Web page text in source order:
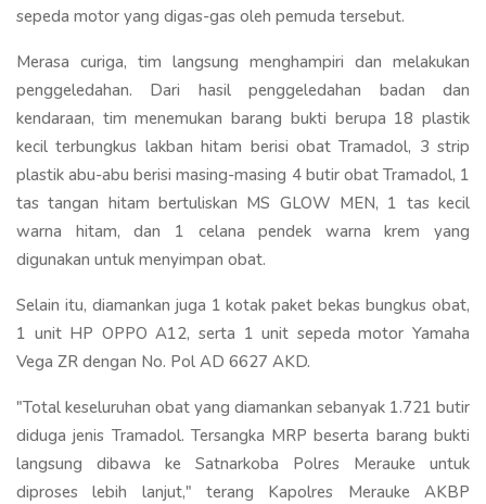
sepeda motor yang digas-gas oleh pemuda tersebut.
Merasa curiga, tim langsung menghampiri dan melakukan
penggeledahan. Dari hasil penggeledahan badan dan
kendaraan, tim menemukan barang bukti berupa 18 plastik
kecil terbungkus lakban hitam berisi obat Tramadol, 3 strip
plastik abu-abu berisi masing-masing 4 butir obat Tramadol, 1
tas tangan hitam bertuliskan MS GLOW MEN, 1 tas kecil
warna hitam, dan 1 celana pendek warna krem yang
digunakan untuk menyimpan obat.
Selain itu, diamankan juga 1 kotak paket bekas bungkus obat,
1 unit HP OPPO A12, serta 1 unit sepeda motor Yamaha
Vega ZR dengan No. Pol AD 6627 AKD.
"Total keseluruhan obat yang diamankan sebanyak 1.721 butir
diduga jenis Tramadol. Tersangka MRP beserta barang bukti
langsung dibawa ke Satnarkoba Polres Merauke untuk
diproses lebih lanjut," terang Kapolres Merauke AKBP